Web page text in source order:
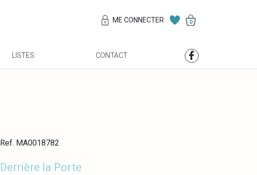
ME CONNECTER 0
LISTES CONTACT
Ref. MA0018782
Derrière la Porte